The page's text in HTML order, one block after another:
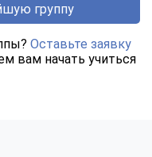
группу
Оставьте заявку
вам начать учиться